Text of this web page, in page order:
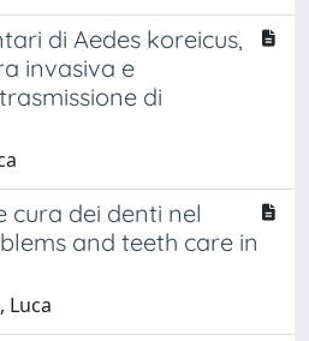
di Aedes koreicus,
invasiva e
di
cura dei denti nel
and teeth care in
Luca